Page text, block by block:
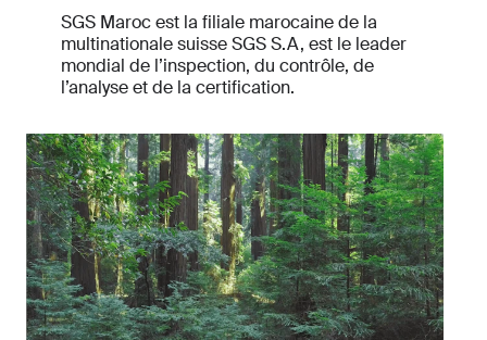
SGS Maroc est la filiale marocaine de la
multinationale suisse SGS S.A, est le leader
mondial de l’inspection, du contrôle, de
l’analyse et de la certification.